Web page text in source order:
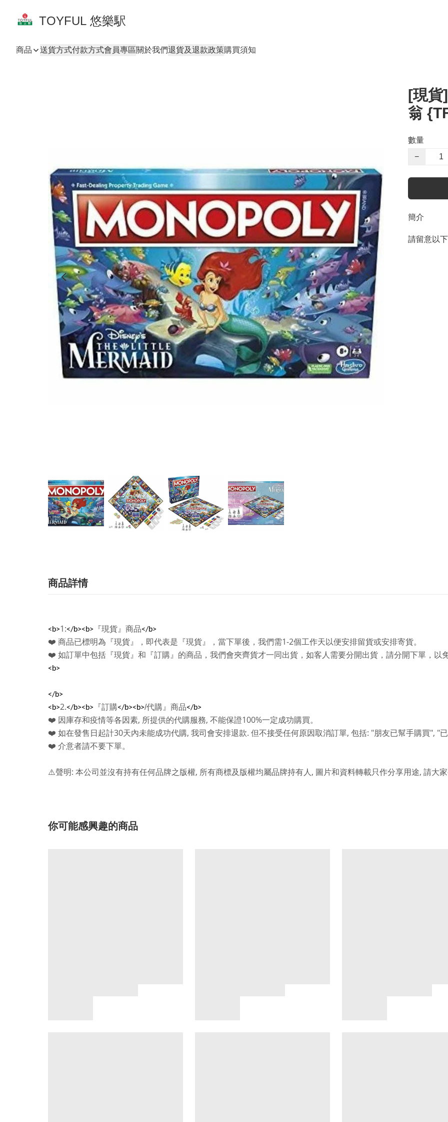
TOYFUL 悠樂駅
商品 送貨方式付款方式會員專區關於我們退貨及退款政策購買須知
[現貨
翁
數量
−
簡介
請留意以
商品詳情
<b>1:</b><b> 『現貨』商品</b>
❤️ 商品已標明為『現貨』，即代表是『現貨』，當下單後，我們需1-2個工作天以便安排留貨或安排寄貨。
❤️ 如訂單中包括『現貨』和『訂購』的商品，我們會夾齊貨才一同出貨，如客人需要分開出貨，請分開下單，以
<b>
</b>
<b>2.</b><b> 『訂購</b><b>/代購』商品</b>
❤️ 因庫存和疫情等各因素, 所提供的代購服務, 不能保證100%一定成功購買。
❤️ 如在發售日起計30天內未能成功代購, 我司會安排退款. 但不接受任何原因取消訂單, 包括: "朋友已幫手購買", "
❤️ 介意者請不要下單。
⚠️聲明: 本公司並沒有持有任何品牌之版權, 所有商標及版權均屬品牌持有人 , 圖片和資料轉載只作分享用途, 請大
你可能感興趣的商品